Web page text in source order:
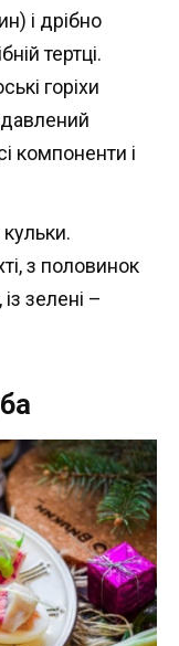
і дрібно
тертці.
горіхи
компоненти і
з половинок
зелені –